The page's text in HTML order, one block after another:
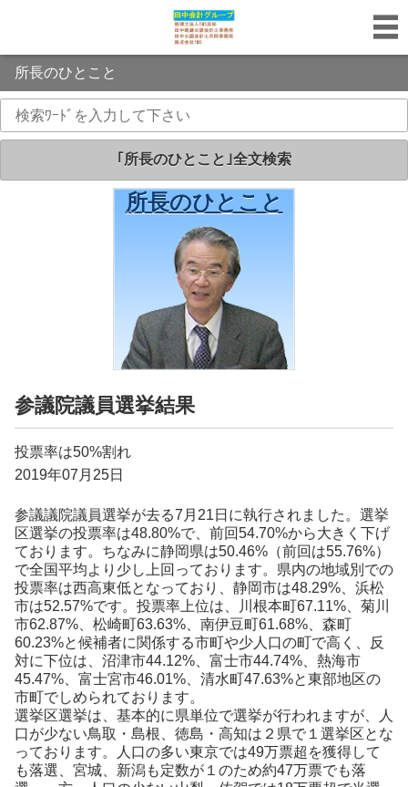
所長のひとこと
｢所長のひとこと｣全文検索
｢所長のひとこと｣
所長のひとこと
参議院議員選挙結果
投票率は50%割れ
2019年07月25日
参議議院議員選挙が去る7月21日に執行されました。選挙
区選挙の投票率は48.80%で、前回54.70%から大きく下げ
ております。ちなみに静岡県は50.46%（前回は55.76%）
で全国平均より少し上回っております。県内の地域別での
投票率は西高東低となっており、静岡市は48.29%、浜松
市は52.57%です。投票率上位は、川根本町67.11%、菊川
市62.87%、松崎町63.63%、南伊豆町61.68%、森町
60.23%と候補者に関係する市町や少人口の町で高く、反
対に下位は、沼津市44.12%、富士市44.74%、熱海市
45.47%、富士宮市46.01%、清水町47.63%と東部地区の
市町でしめられております。
選挙区選挙は、基本的に県単位で選挙が行われますが、人
口が少ない鳥取・島根、徳島・高知は２県で１選挙区とな
っております。人口の多い東京では49万票超を獲得して
も落選、宮城、新潟も定数が１のため約47万票でも落